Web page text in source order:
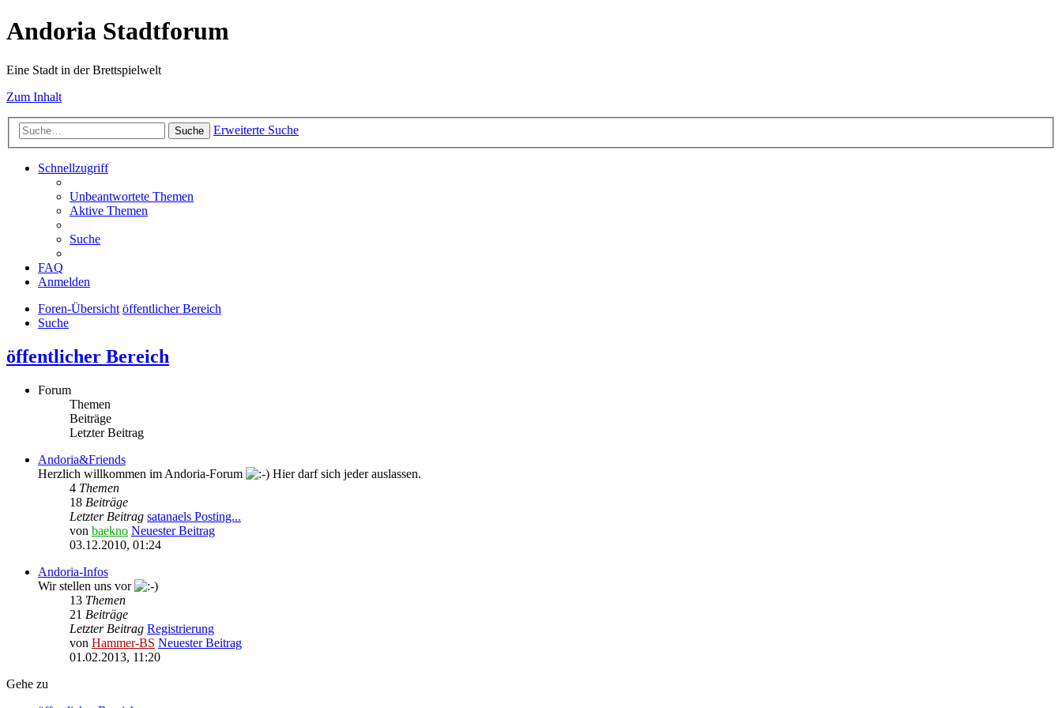
Andoria Stadtforum
Eine Stadt in der Brettspielwelt
Zum Inhalt
Suche Erweiterte Suche
Schnellzugriff
Unbeantwortete Themen
Aktive Themen
Suche
FAQ
Anmelden
Foren-Übersicht öffentlicher Bereich
Suche
öffentlicher Bereich
Forum
Themen
Beiträge
Letzter Beitrag
Andoria&Friends
Herzlich willkommen im Andoria-Forum
Hier darf sich jeder auslassen.
4 Themen
18 Beiträge
Letzter Beitrag satanaels Posting...
von baekno Neuester Beitrag
03.12.2010, 01:24
Andoria-Infos
Wir stellen uns vor
13 Themen
21 Beiträge
Letzter Beitrag Registrierung
von Hammer-BS Neuester Beitrag
01.02.2013, 11:20
Gehe zu